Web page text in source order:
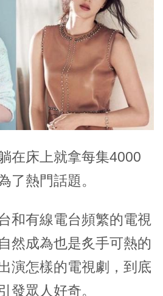
在床上就拿每集4000
了熱門話題。
和有線電台頻繁的電視
然成為也是炙手可熱的
演怎樣的電視劇，到底
發眾人好奇。